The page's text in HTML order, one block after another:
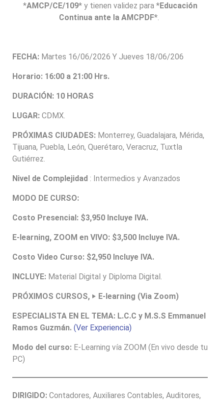
*AMCP/CE/109* y tienen validez para *Educación
Continua ante la AMCPDF*.
FECHA: Martes 16/06/2026 Y Jueves 18/06/206
Horario: 16:00 a 21:00 Hrs.
DURACIÓN: 10 HORAS
LUGAR: CDMX.
PRÓXIMAS CIUDADES: Monterrey, Guadalajara, Mérida,
Tijuana, Puebla, León, Querétaro, Veracruz, Tuxtla
Gutiérrez.
Nivel de Complejidad : Intermedios y Avanzados
MODO DE CURSO:
Costo Presencial: $3,950 Incluye IVA.
E-learning, ZOOM en VIVO: $3,500 Incluye IVA.
Costo Video Curso: $2,950 Incluye IVA.
INCLUYE: Material Digital y Diploma Digital.
PRÓXIMOS CURSOS, ‣ E-learning (Via Zoom)
ESPECIALISTA EN EL TEMA: L.C.C y M.S.S Emmanuel
Ramos Guzmán. (Ver Experiencia)
Modo del curso: E-Learning vía ZOOM (En vivo desde tu
PC)
DIRIGIDO: Contadores, Auxiliares Contables, Auditores,